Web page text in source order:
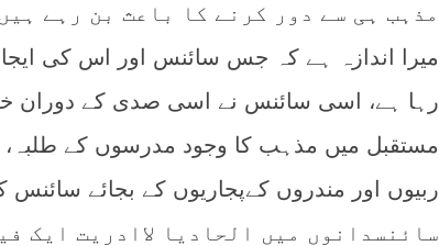
مذہب ہی سے دور کرنے کا باعث بن رہے
میرا اندازہ ہے کہ جس سائنس اور اس کی
رہا ہے، اسی سائنس نے اسی صدی کے دوران
مستقبل میں مذہب کا وجود مدرسوں کے طلبہ،
ربیوں اور مندروں کےپجاریوں کے بجائے
سائنسدانوں میں الحادیا لاادریت ایک